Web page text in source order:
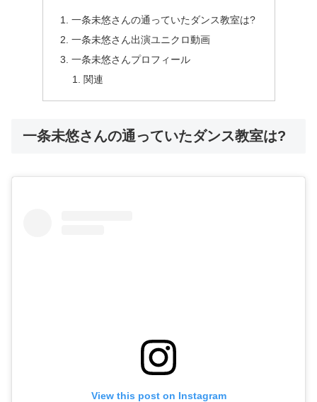
一条未悠さんの通っていたダンス教室は?
一条未悠さん出演ユニクロ動画
一条未悠さんプロフィール
関連
一条未悠さんの通っていたダンス教室は?
View this post on Instagram